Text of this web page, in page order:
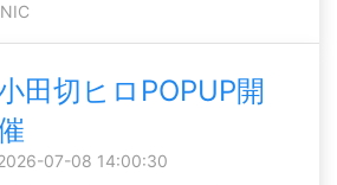
田切ヒロPOPUP開
07-08 14:00:30